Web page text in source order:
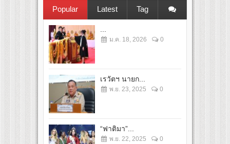
Popular Latest Tag
...
ม.ค. 18, 2026 0
เรวัตฯ นายก...
พ.ย. 23, 2025 0
“ฟาติมา”...
พ.ย. 22, 2025 0